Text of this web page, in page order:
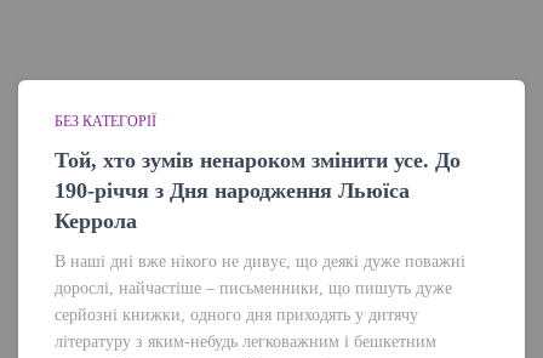
БЕЗ КАТЕГОРІЇ
Той, хто зумів ненароком змінити усе. До
190-річчя з Дня народження Льюїса
Керрола
В наші дні вже нікого не дивує, що деякі дуже поважні
дорослі, найчастіше – письменники, що пишуть дуже
серйозні книжки, одного дня приходять у дитячу
літературу з яким-небудь легковажним і бешкетним